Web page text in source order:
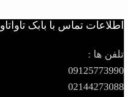
اطلاعات تماس با بابک تاواتاو
تلفن ها :
09125773990
02144273088